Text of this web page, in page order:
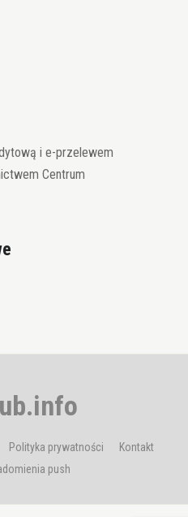
i e-przelewem
Centrum
Polityka prywatności
Kontakt
push